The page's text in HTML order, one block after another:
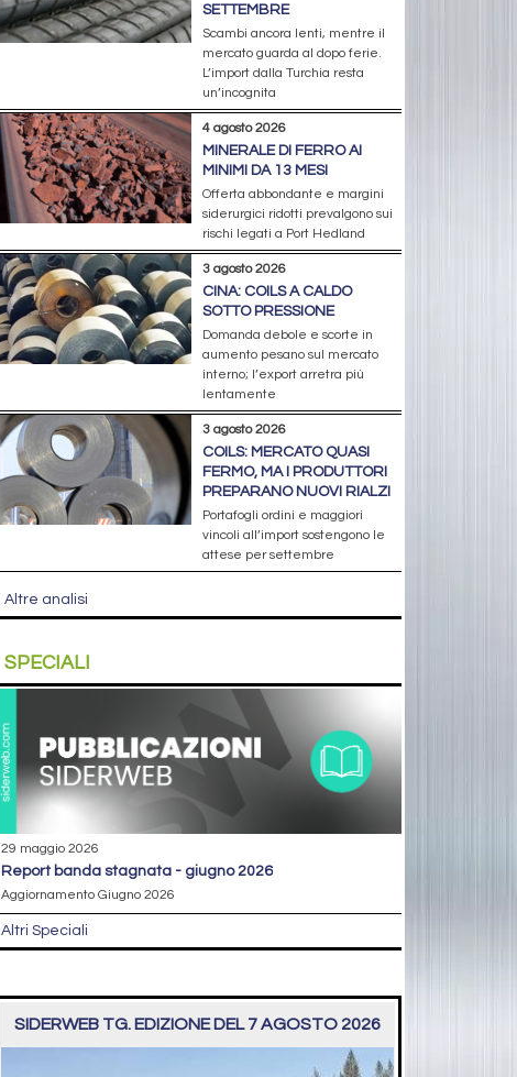
SETTEMBRE
Scambi ancora lenti, mentre il
mercato guarda al dopo ferie.
L’import dalla Turchia resta
un’incognita
4 agosto 2026
MINERALE DI FERRO AI
MINIMI DA 13 MESI
Offerta abbondante e margini
siderurgici ridotti prevalgono sui
rischi legati a Port Hedland
3 agosto 2026
CINA: COILS A CALDO
SOTTO PRESSIONE
Domanda debole e scorte in
aumento pesano sul mercato
interno; l’export arretra più
lentamente
3 agosto 2026
COILS: MERCATO QUASI
FERMO, MA I PRODUTTORI
PREPARANO NUOVI RIALZI
Portafogli ordini e maggiori
vincoli all’import sostengono le
attese per settembre
Altre analisi
SPECIALI
29 maggio 2026
report banda stagnata - giugno 2026
Aggiornamento Giugno 2026
Altri Speciali
SIDERWEB TG. EDIZIONE DEL 7 AGOSTO 2026